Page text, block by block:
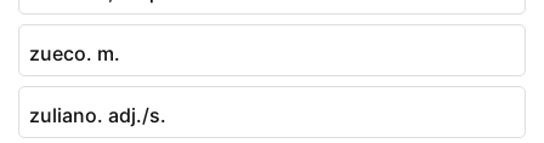
zueco. m.
zuliano. adj./s.